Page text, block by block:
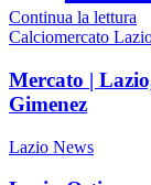
Continua la lettura
Calciomercato
Mercato |
Gimenez
Lazio News